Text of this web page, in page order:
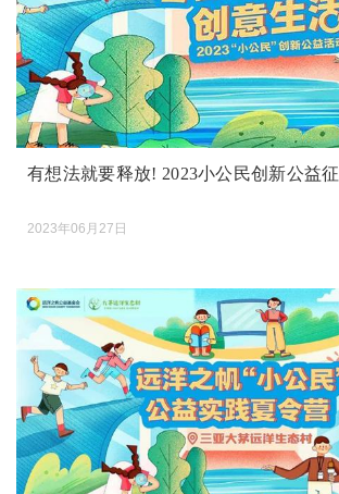
有想法就要释放! 2023小公民创新公益征
2023年06月27日